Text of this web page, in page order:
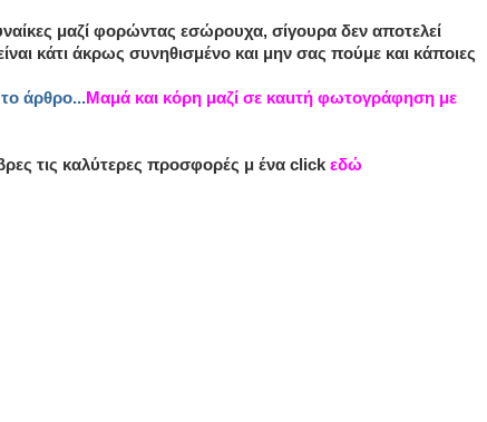
μαζί φορώντας εσώρουχα, σίγουρα δεν αποτελεί
κάτι άκρως συνηθισμένο και μην σας πούμε και κάποιες
άρθρο...Μαμά και κόρη μαζί σε καuτή φωτογράφηση με
τις καλύτερες προσφορές μ ένα click εδώ